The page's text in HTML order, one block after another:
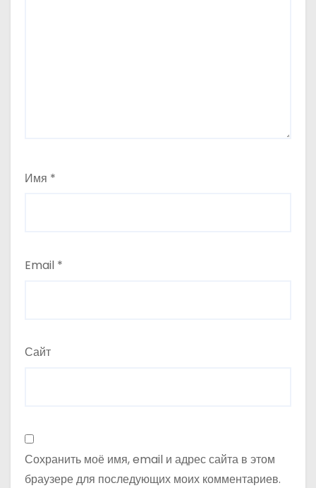
Имя *
Email *
Сайт
Сохранить моё имя, email и адрес сайта в этом
браузере для последующих моих комментариев.